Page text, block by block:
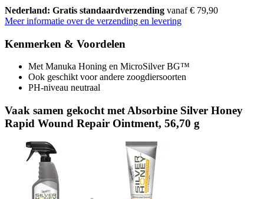
Nederland: Gratis standaardverzending vanaf € 79,90
Meer informatie over de verzending en levering
Kenmerken & Voordelen
Met Manuka Honing en MicroSilver BG™
Ook geschikt voor andere zoogdiersoorten
PH-niveau neutraal
Vaak samen gekocht met Absorbine Silver Honey
Rapid Wound Repair Ointment, 56,70 g